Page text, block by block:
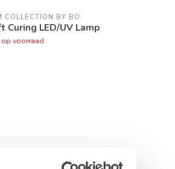
COLLECTION BY BO.
Curing LED/UV Lamp
voorraad